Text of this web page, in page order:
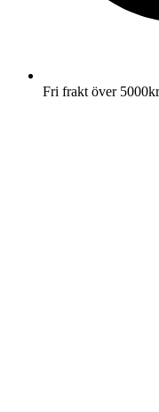
Fri frakt över